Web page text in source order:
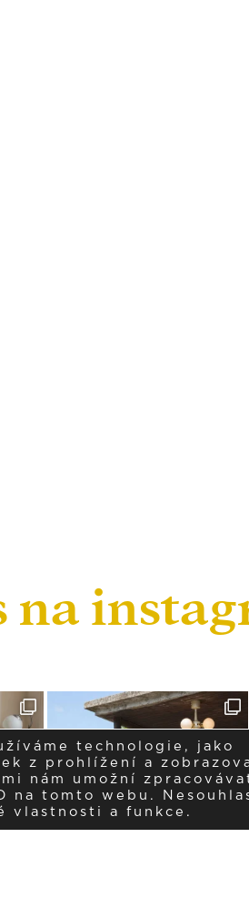
na
technologie, jako
z prohlížení a
nám umožní
na tomto webu.
vlastnosti a funkce.